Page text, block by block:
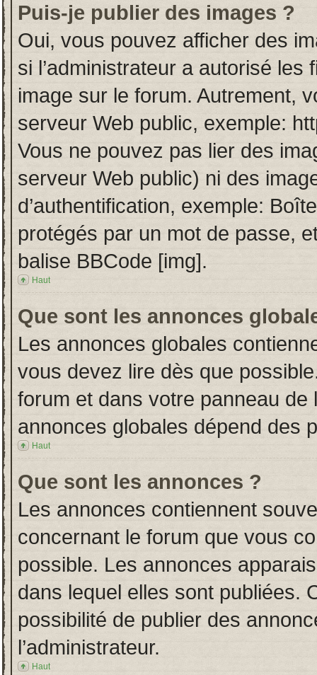
Puis-je publier des images ?
Oui, vous pouvez afficher des
si l’administrateur a autorisé
image sur le forum. Autrement,
serveur Web public, exemple:
Vous ne pouvez pas lier des
serveur Web public) ni des
d’authentification, exemple:
protégés par un mot de passe,
balise BBCode [img].
Haut
Que sont les annonces
Les annonces globales
vous devez lire dès que
forum et dans votre panneau de
annonces globales dépend des
Haut
Que sont les annonces ?
Les annonces contiennent
concernant le forum que vous
possible. Les annonces
dans lequel elles sont publiées.
possibilité de publier des
l’administrateur.
Haut